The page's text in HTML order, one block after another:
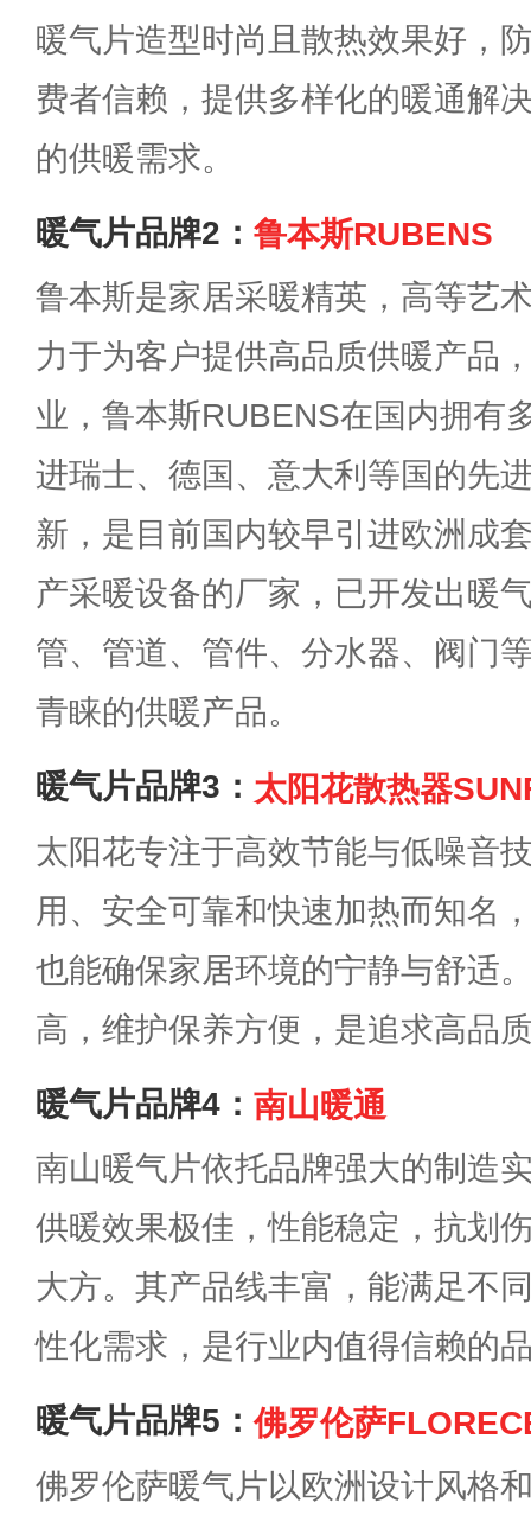
暖气片造型时尚且散热效果好，
费者信赖，提供多样化的暖通解
的供暖需求。
暖气片品牌2： 鲁本斯RUBENS
鲁本斯是家居采暖精英，高等艺
力于为客户提供高品质供暖产品
业，鲁本斯RUBENS在国内拥有
进瑞士、德国、意大利等国的先
新，是目前国内较早引进欧洲成
产采暖设备的厂家，已开发出暖
管、管道、管件、分水器、阀门
青睐的供暖产品。
暖气片品牌3： 太阳花散热器
太阳花专注于高效节能与低噪音
用、安全可靠和快速加热而知名
也能确保家居环境的宁静与舒适
高，维护保养方便，是追求高品
暖气片品牌4： 南山暖通
南山暖气片依托品牌强大的制造
供暖效果极佳，性能稳定，抗划
大方。其产品线丰富，能满足不
性化需求，是行业内值得信赖的
暖气片品牌5：佛罗伦萨
佛罗伦萨暖气片以欧洲设计风格